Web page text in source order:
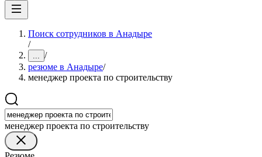
Поиск сотрудников в Анадыре
/
... /
резюме в Анадыре/
менеджер проекта по строительству
менеджер проекта по строительству